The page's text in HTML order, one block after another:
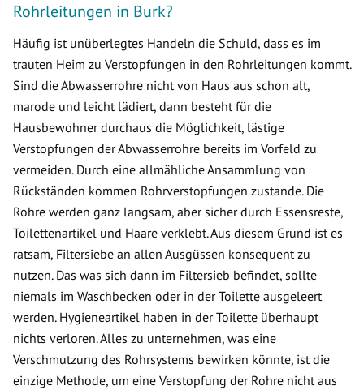
Rohrleitungen in Burk?
Häufig ist unüberlegtes Handeln die Schuld, dass es im
trauten Heim zu Verstopfungen in den Rohrleitungen kommt.
Sind die Abwasserrohre nicht von Haus aus schon alt,
marode und leicht lädiert, dann besteht für die
Hausbewohner durchaus die Möglichkeit, lästige
Verstopfungen der Abwasserrohre bereits im Vorfeld zu
vermeiden. Durch eine allmähliche Ansammlung von
Rückständen kommen Rohrverstopfungen zustande. Die
Rohre werden ganz langsam, aber sicher durch Essensreste,
Toilettenartikel und Haare verklebt. Aus diesem Grund ist es
ratsam, Filtersiebe an allen Ausgüssen konsequent zu
nutzen. Das was sich dann im Filtersieb befindet, sollte
niemals im Waschbecken oder in der Toilette ausgeleert
werden. Hygieneartikel haben in der Toilette überhaupt
nichts verloren. Alles zu unternehmen, was eine
Verschmutzung des Rohrsystems bewirken könnte, ist die
einzige Methode, um eine Verstopfung der Rohre nicht aus